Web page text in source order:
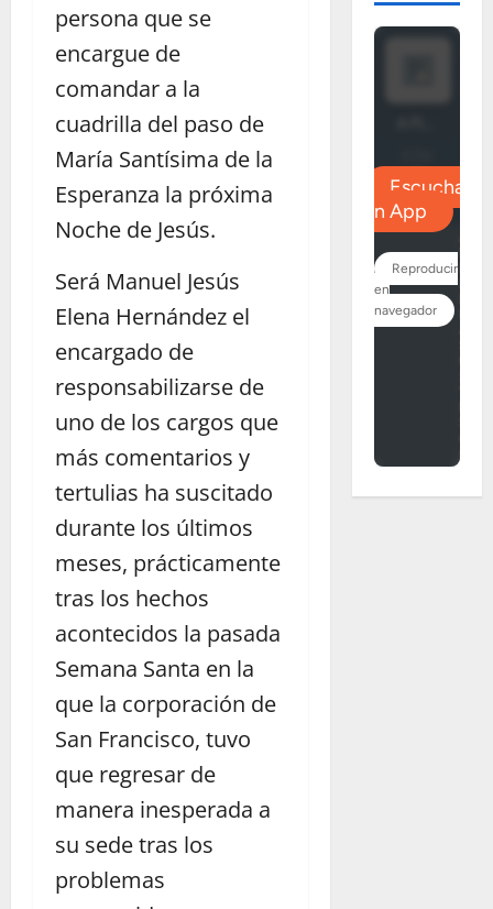
persona que se
encargue de
comandar a la
cuadrilla del paso de
María Santísima de la
Esperanza la próxima
Noche de Jesús.
Será Manuel Jesús
Elena Hernández el
encargado de
responsabilizarse de
uno de los cargos que
más comentarios y
tertulias ha suscitado
durante los últimos
meses, prácticamente
tras los hechos
acontecidos la pasada
Semana Santa en la
que la corporación de
San Francisco, tuvo
que regresar de
manera inesperada a
su sede tras los
problemas